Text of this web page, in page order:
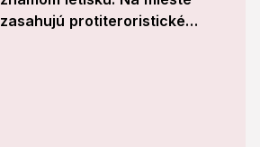
zasahujú protiteroristické